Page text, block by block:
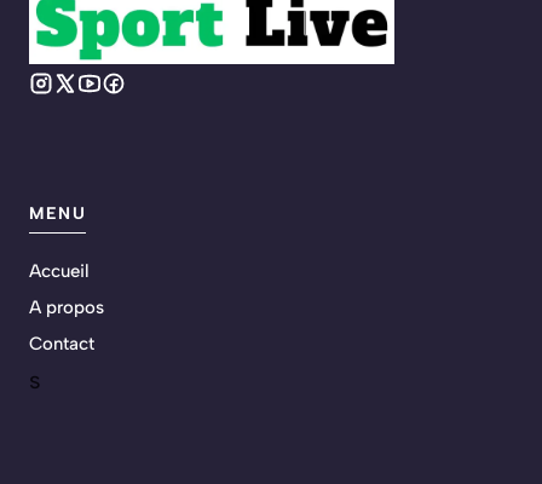
MENU
Accueil
A propos
Contact
s